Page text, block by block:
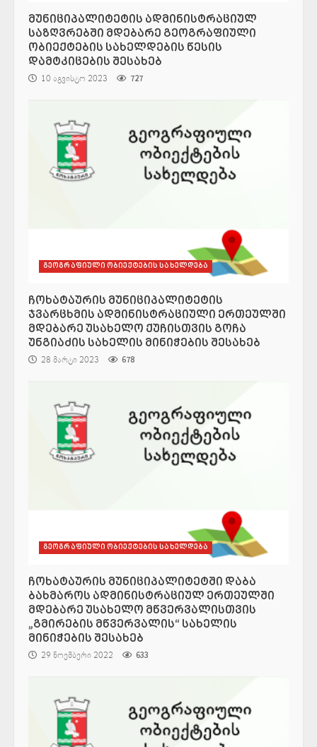
მუნიციპალიტეტის ადმინისტრაციულ
საზღვრებში მდებარე გეოგრაფიული
ობიექტების სახელდების წესის
დამტკიცების შესახებ
10 აგვისტო 2023 727
გეოგრაფიული ობიექტების სახელდება
ჩოხატაურის მუნიციპალიტეტის
ჯვარცხმის ადმინისტრაციული ერთეულში
მდებარე უსახელო ქუჩისთვის გოჩა
უნგიაძის სახელის მინიჭების შესახებ
28 მარტი 2023 678
გეოგრაფიული ობიექტების სახელდება
ჩოხატაურის მუნიციპალიტეტში დაბა
ბახმაროს ადმინისტრაციულ ერთეულში
მდებარე უსახელო მწვერვალისთვის
„გმირების მწვერვალის“ სახელის
მინიჭების შესახებ
29 ნოემბერი 2022 633